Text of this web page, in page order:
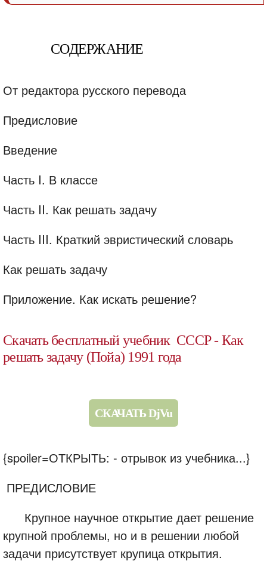
СОДЕРЖАНИЕ
От редактора русского перевода
Предисловие
Введение
Часть I. В классе
Часть II. Как решать задачу
Часть III. Краткий эвристический словарь
Как решать задачу
Приложение. Как искать решение?
Скачать бесплатный учебник СССР - Как
решать задачу (Пойа) 1991 года
СКАЧАТЬ DjVu
{spoiler=ОТКРЫТЬ: - отрывок из учебника...}
ПРЕДИСЛОВИЕ
Крупное научное открытие дает решение
крупной проблемы, но и в решении любой
задачи присутствует крупица открытия.